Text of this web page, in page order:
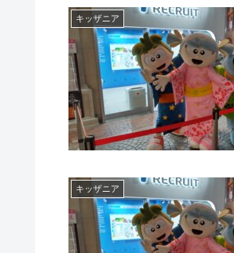
キッザニア
キッザニア